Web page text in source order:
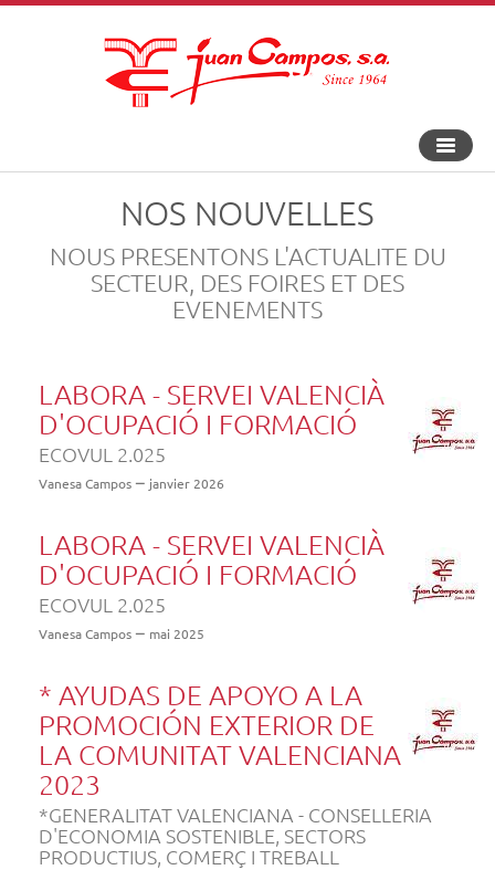
la
NOS NOUVELLES
NOUS PRESENTONS L'ACTUALITE DU
SECTEUR, DES FOIRES ET DES
EVENEMENTS
LABORA - SERVEI VALENCIÀ
D'OCUPACIÓ I FORMACIÓ
ECOVUL 2.025
Vanesa Campos janvier 2026
LABORA - SERVEI VALENCIÀ
D'OCUPACIÓ I FORMACIÓ
ECOVUL 2.025
Vanesa Campos mai 2025
* AYUDAS DE APOYO A LA
PROMOCIÓN EXTERIOR DE
LA COMUNITAT VALENCIANA
2023
*GENERALITAT VALENCIANA - CONSELLERIA
D'ECONOMIA SOSTENIBLE, SECTORS
PRODUCTIUS, COMERÇ I TREBALL